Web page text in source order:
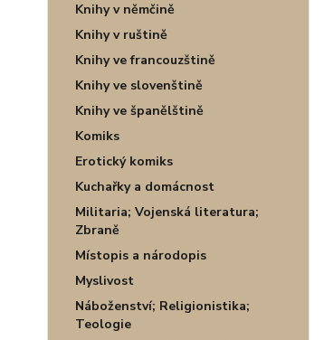
Knihy v němčině
Knihy v ruštině
Knihy ve francouzštině
Knihy ve slovenštině
Knihy ve španělštině
Komiks
Erotický komiks
Kuchařky a domácnost
Militaria; Vojenská literatura;
Zbraně
Místopis a národopis
Myslivost
Náboženství; Religionistika;
Teologie